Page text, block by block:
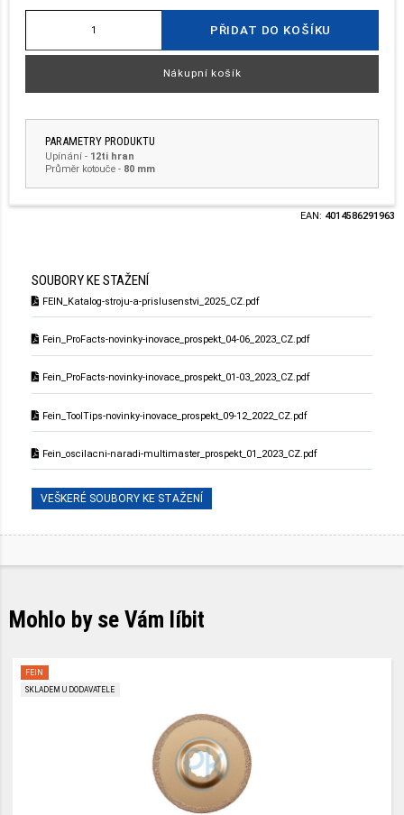
PŘIDAT DO KOŠÍKU
Nákupní košík
PARAMETRY PRODUKTU
Upínání- 12ti hran
Průměr kotouče- 80 mm
EAN: 4014586291963
SOUBORY KE STAŽENÍ
FEIN_Katalog-stroju-a-prislusenstvi_2025_CZ.pdf
Fein_ProFacts-novinky-inovace_prospekt_04-06_2023_CZ.pdf
Fein_ProFacts-novinky-inovace_prospekt_01-03_2023_CZ.pdf
Fein_ToolTips-novinky-inovace_prospekt_09-12_2022_CZ.pdf
Fein_oscilacni-naradi-multimaster_prospekt_01_2023_CZ.pdf
VEŠKERÉ SOUBORY KE STAŽENÍ
Mohlo by se Vám líbit
SKLADEM U DODAVATELE
FEIN